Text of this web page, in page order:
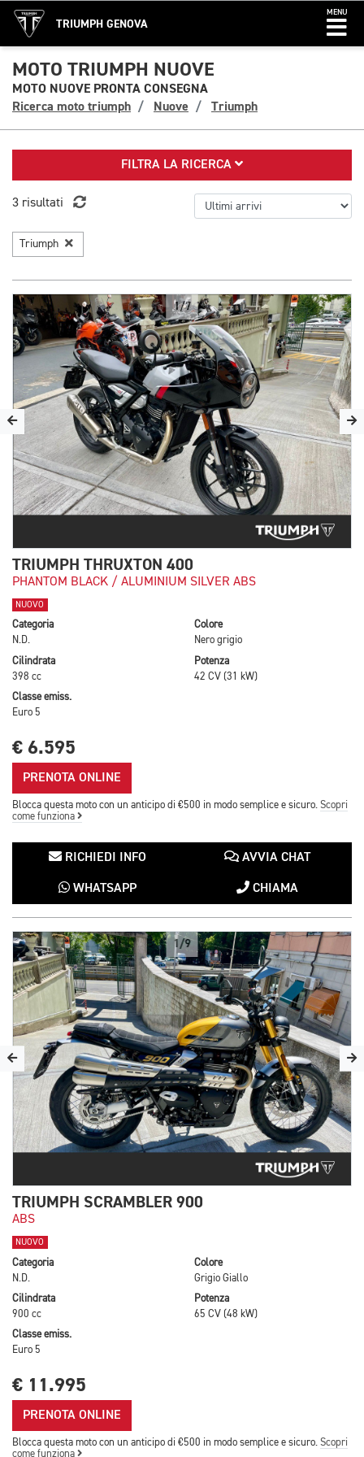
TRIUMPH GENOVA
MENU
MOTO TRIUMPH NUOVE
MOTO NUOVE PRONTA CONSEGNA
Ricerca moto triumph
Nuove Triumph
FILTRA LA RICERCA
3 risultati
Triumph
1/7
TRIUMPH THRUXTON 400
PHANTOM BLACK / ALUMINIUM SILVER ABS
NUOVO
Categoria
N.D.
Colore
Nero grigio
Cilindrata
398 cc
Potenza
42 CV (31 kW)
Classe emiss.
Euro 5
€ 6.595
PRENOTA ONLINE
Blocca questa moto con un anticipo di €500 in modo semplice e sicuro. Scopri
come funziona
RICHIEDI INFO AVVIA CHAT
WHATSAPP CHIAMA
1/9
TRIUMPH SCRAMBLER 900
ABS
NUOVO
Categoria
N.D.
Colore
Grigio Giallo
Cilindrata
900 cc
Potenza
65 CV (48 kW)
Classe emiss.
Euro 5
€ 11.995
PRENOTA ONLINE
Blocca questa moto con un anticipo di €500 in modo semplice e sicuro. Scopri
come funziona